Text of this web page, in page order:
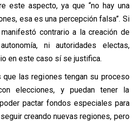
este aspecto, ya que “no hay una
esa es una percepción falsa”. Si
contrario a la creación de
ni autoridades electas,
en este caso sí se justifica.
que las regiones tengan su proceso
elecciones, y puedan tener la
pactar fondos especiales para
creando nuevas regiones, pero